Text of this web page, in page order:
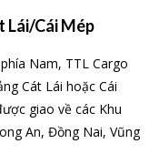
Lái/Cái Mép
Nam, TTL Cargo
Cát Lái hoặc Cái
giao về các Khu
An, Đồng Nai, Vũng